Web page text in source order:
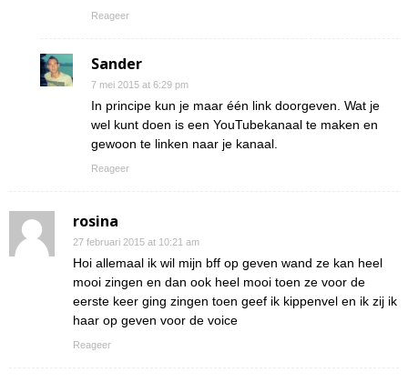
Reageer
Sander
7 mei 2015 at 6:29 pm
In principe kun je maar één link doorgeven. Wat je
wel kunt doen is een YouTubekanaal te maken en
gewoon te linken naar je kanaal.
Reageer
rosina
27 februari 2015 at 10:21 am
Hoi allemaal ik wil mijn bff op geven wand ze kan heel
mooi zingen en dan ook heel mooi toen ze voor de
eerste keer ging zingen toen geef ik kippenvel en ik zij ik
haar op geven voor de voice
Reageer